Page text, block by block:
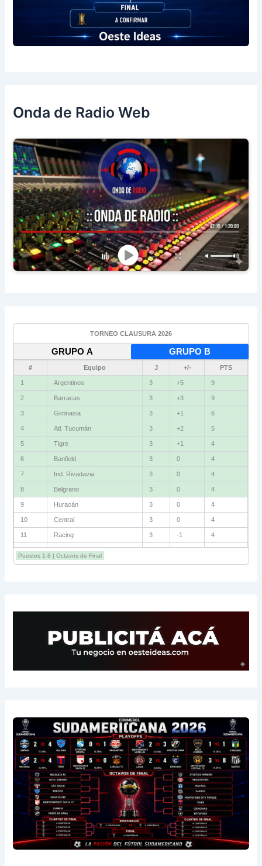
Onda de Radio Web
TORNEO CLAUSURA 2026
GRUPO A GRUPO B
# Equipo J +/- PTS
1 Argentinos 3 +5 9
2 Barracas 3 +3 9
3 Gimnasia 3 +1 6
4 Atl. Tucumán 3 +2 5
5 Tigre 3 +1 4
6 Banfield 3 0 4
7 Ind. Rivadavia 3 0 4
8 Belgrano 3 0 4
9 Huracán 3 0 4
10 Central 3 0 4
11 Racing 3 -1 4
12 Estudiantes RC 3 -2 4
13 Sarmiento 3 -1 3
Puestos 1-8 | Octavos de Final